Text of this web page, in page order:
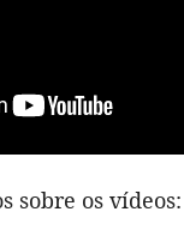
sobre os vídeos: